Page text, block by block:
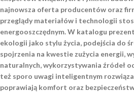
najnowsza oferta producentów oraz
przeglądy materiałów i technologii
energooszczędnym. W katalogu
ekologii jako stylu życia, podejścia do
spojrzenia na kwestie zużycia energii,
naturalnych, wykorzystywania źródeł
też sporo uwagi inteligentnym
poprawiają komfort oraz